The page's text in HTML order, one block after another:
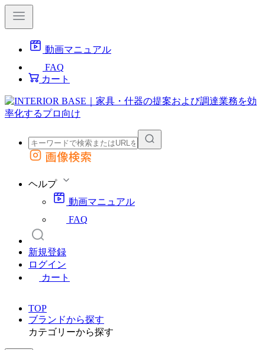
動画マニュアル
FAQ
カート
外部サイトの商品をカートに追加
画像検索
ヘルプ
動画マニュアル
FAQ
新規登録
ログイン
カート
TOP
ブランドから探す
カテゴリーから探す